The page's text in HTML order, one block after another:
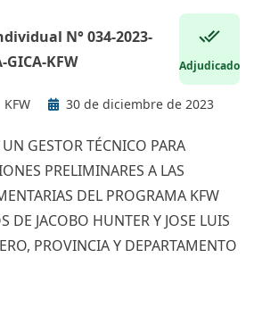
N° 034-2023-
KFW
Adjudicado
KFW 30 de diciembre de 2023
GESTOR TÉCNICO PARA
PRELIMINARES A LAS
DEL PROGRAMA KFW
DE JACOBO HUNTER Y JOSE LUIS
PROVINCIA Y DEPARTAMENTO